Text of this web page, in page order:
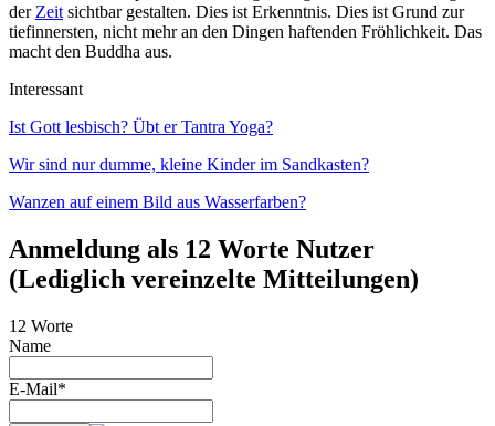
der Zeit sichtbar gestalten. Dies ist Erkenntnis. Dies ist Grund zur
tiefinnersten, nicht mehr an den Dingen haftenden Fröhlichkeit. Das
macht den Buddha aus.
Interessant
Ist Gott lesbisch? Übt er Tantra Yoga?
Wir sind nur dumme, kleine Kinder im Sandkasten?
Wanzen auf einem Bild aus Wasserfarben?
Anmeldung als 12 Worte Nutzer
(Lediglich vereinzelte Mitteilungen)
12 Worte
Name
E-Mail*